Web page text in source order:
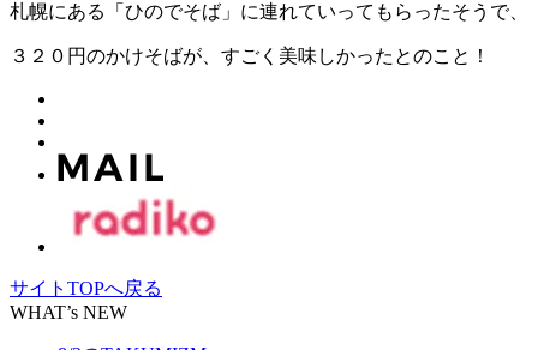
札幌にある「ひのでそば」に連れていってもらったそうで、
３２０円のかけそばが、すごく美味しかったとのこと！
サイトTOPへ戻る
WHAT’s NEW